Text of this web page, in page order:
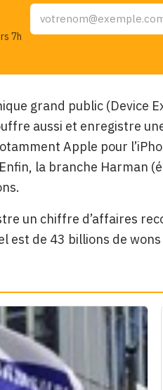
7h
grand public (Device
aussi et enregistre
Apple pour
la branche Harman
un chiffre d’affaires
est de 43 billions de